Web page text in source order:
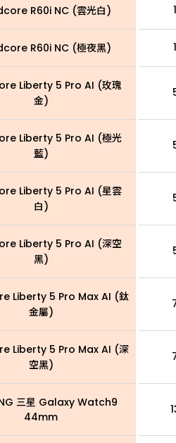
R60i NC (雲光白)
R60i NC (極夜黑)
Liberty 5 Pro AI (玫瑰
金)
Liberty 5 Pro AI (極光
藍)
Liberty 5 Pro AI (星雲
白)
Liberty 5 Pro AI (深空
黑)
Liberty 5 Pro Max AI (鈦
金屬)
Liberty 5 Pro Max AI (深
空黑)
三星 Galaxy Watch9
44mm